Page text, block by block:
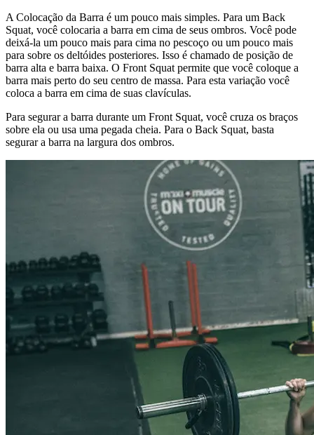
A Colocação da Barra é um pouco mais simples. Para um Back
Squat, você colocaria a barra em cima de seus ombros. Você pode
deixá-la um pouco mais para cima no pescoço ou um pouco mais
para sobre os deltóides posteriores. Isso é chamado de posição de
barra alta e barra baixa. O Front Squat permite que você coloque a
barra mais perto do seu centro de massa. Para esta variação você
coloca a barra em cima de suas clavículas.
Para segurar a barra durante um Front Squat, você cruza os braços
sobre ela ou usa uma pegada cheia. Para o Back Squat, basta
segurar a barra na largura dos ombros.